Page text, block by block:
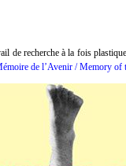
de recherche à la fois
de l’Avenir / Memory of